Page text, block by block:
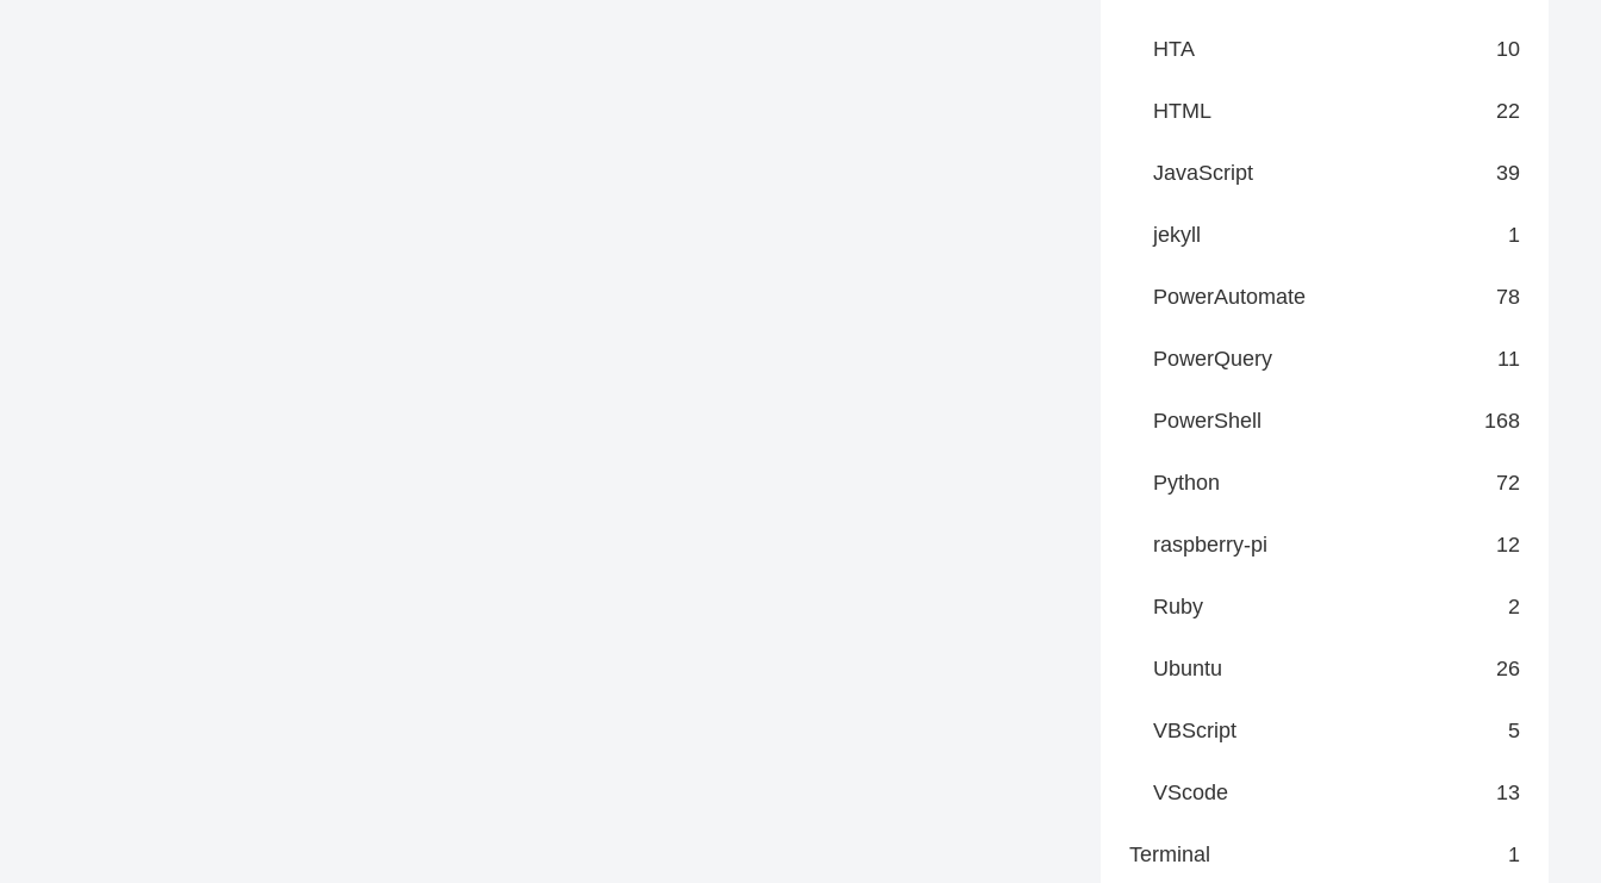
HTA 10
HTML 22
JavaScript 39
jekyll 1
PowerAutomate 78
PowerQuery 11
PowerShell 168
Python 72
raspberry-pi 12
Ruby 2
Ubuntu 26
VBScript 5
VScode 13
Terminal 1